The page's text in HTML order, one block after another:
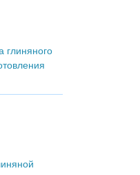
глиняного